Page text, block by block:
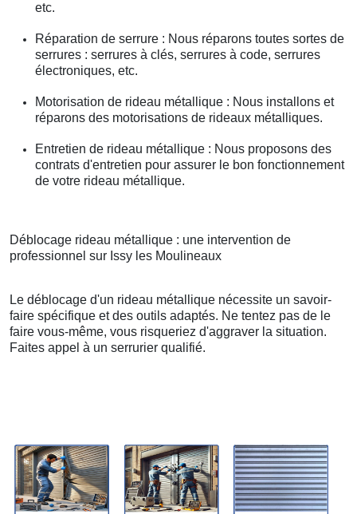
etc.
Réparation de serrure : Nous réparons toutes sortes de
serrures : serrures à clés, serrures à code, serrures
électroniques, etc.
Motorisation de rideau métallique : Nous installons et
réparons des motorisations de rideaux métalliques.
Entretien de rideau métallique : Nous proposons des
contrats d'entretien pour assurer le bon fonctionnement
de votre rideau métallique.
Déblocage rideau métallique : une intervention de
professionnel sur Issy les Moulineaux
Le déblocage d'un rideau métallique nécessite un savoir-
faire spécifique et des outils adaptés. Ne tentez pas de le
faire vous-même, vous risqueriez d'aggraver la situation.
Faites appel à un serrurier qualifié.